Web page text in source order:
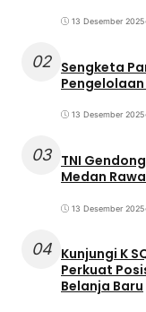
13 Desember 2025
02 Sengketa
13 Desember 2025
03 TNI
Medan
13 Desember 2025
04 Kunjungi K
Perkuat
Belanja Baru